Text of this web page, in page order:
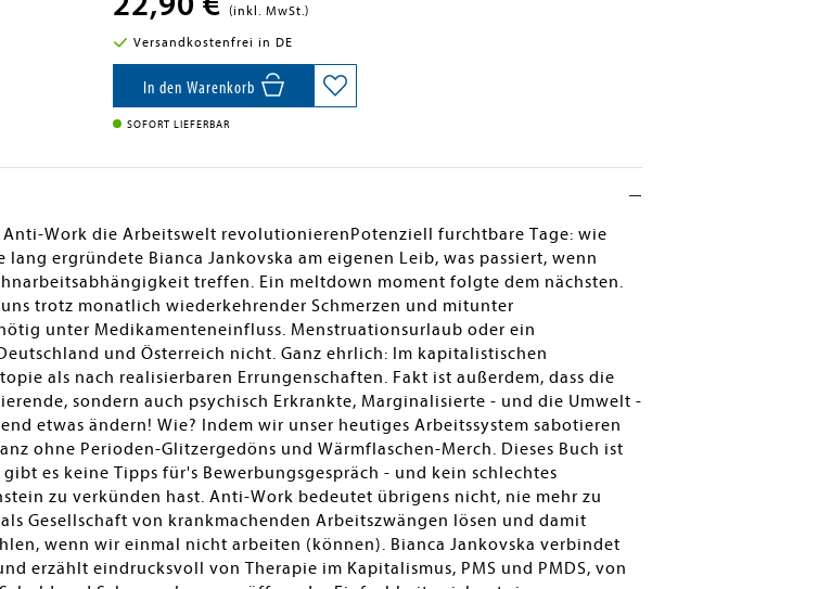
(inkl. MwSt.)
Versandkostenfrei in DE
In den Warenkorb
SOFORT LIEFERBAR
Work die Arbeitswelt revolutionierenPotenziell furchtbare Tage: wie
ergründete Bianca Jankovska am eigenen Leib, was passiert, wenn
treffen. Ein meltdown moment folgte dem nächsten.
trotz monatlich wiederkehrender Schmerzen und mitunter
unter Medikamenteneinfluss. Menstruationsurlaub oder ein
und Österreich nicht. Ganz ehrlich: Im kapitalistischen
als nach realisierbaren Errungenschaften. Fakt ist außerdem, dass die
sondern auch psychisch Erkrankte, Marginalisierte - und die Umwelt -
etwas ändern! Wie? Indem wir unser heutiges Arbeitssystem sabotieren
ohne Perioden-Glitzergedöns und Wärmflaschen-Merch. Dieses Buch ist
es keine Tipps für's Bewerbungsgespräch - und kein schlechtes
zu verkünden hast. Anti-Work bedeutet übrigens nicht, nie mehr zu
Gesellschaft von krankmachenden Arbeitszwängen lösen und damit
wenn wir einmal nicht arbeiten (können). Bianca Jankovska verbindet
erzählt eindrucksvoll von Therapie im Kapitalismus, PMS und PMDS, von